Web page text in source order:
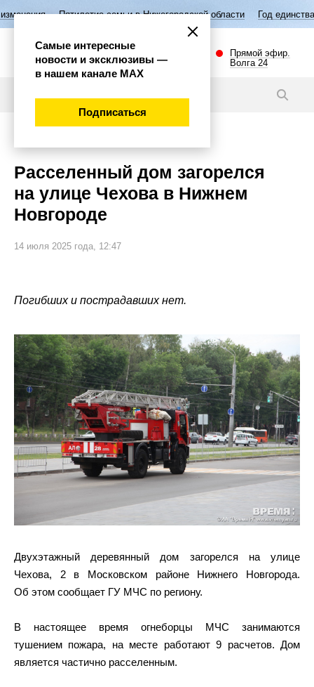
семьи в Нижегородской области Год единства народов России
Прямой эфир.
Волга 24
Расселенный дом загорелся
на улице Чехова в Нижнем
Новгороде
14 июля 2025 года, 12:47
Погибших и пострадавших нет.
Двухэтажный деревянный дом загорелся на улице
Чехова, 2 в Московском районе Нижнего Новгорода.
Об этом сообщает ГУ МЧС по региону.
В настоящее время огнеборцы МЧС занимаются
тушением пожара, на месте работают 9 расчетов. Дом
является частично расселенным.
Самые интересные
новости и эксклюзивы —
в нашем канале МАХ
Подписаться